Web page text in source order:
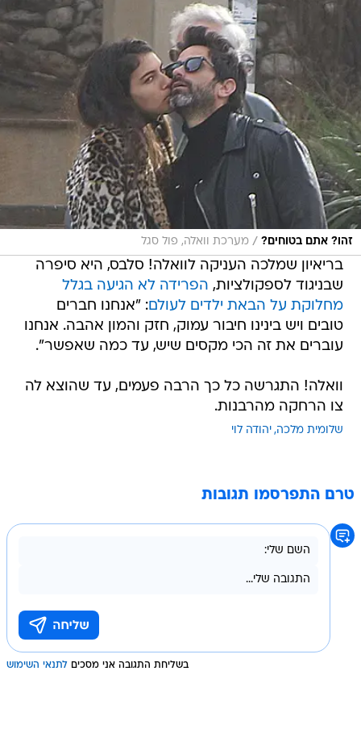
זהו? אתם בטוחים? / מערכת וואלה, פול סגל
בריאיון שמלכה העניקה לוואלה! סלבס, היא סיפרה
שבניגוד לספקולציות, הפרידה לא הגיעה בגלל
מחלוקת על הבאת ילדים לעולם: "אנחנו חברים
טובים ויש בינינו חיבור עמוק, חזק והמון אהבה. אנחנו
עוברים את זה הכי מקסים שיש, עד כמה שאפשר".
וואלה! התגרשה כל כך הרבה פעמים, עד שהוצא לה
צו הרחקה מהרבנות.
שלומית מלכה יהודה לוי
טרם התפרסמו תגובות
בשליחת התגובה אני מסכים לתנאי השימוש